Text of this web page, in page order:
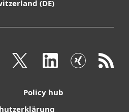
(DE)
Policy hub